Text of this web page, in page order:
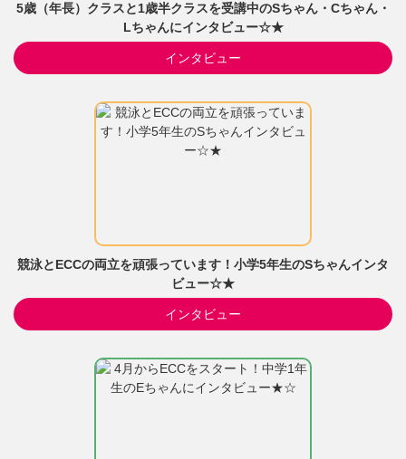
5歳（年長）クラスと1歳半クラスを受講中のSちゃん・Cちゃん・
Lちゃんにインタビュー☆★
インタビュー
競泳とECCの両立を頑張っています！小学5年生のSちゃんインタ
ビュー☆★
インタビュー